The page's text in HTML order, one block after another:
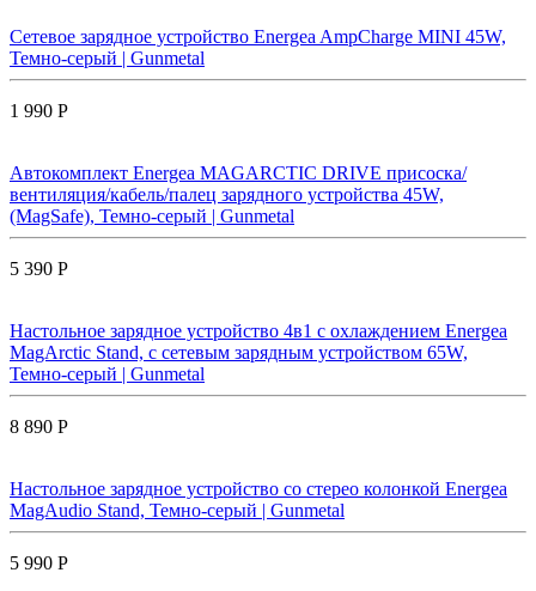
Сетевое зарядное устройство Energea AmpCharge MINI 45W,
Темно-серый | Gunmetal
1 990 Р
Автокомплект Energea MAGARCTIC DRIVE присоска/
вентиляция/кабель/палец зарядного устройства 45W,
(MagSafe), Темно-серый | Gunmetal
5 390 Р
Настольное зарядное устройство 4в1 с охлаждением Energea
MagArctic Stand, с сетевым зарядным устройством 65W,
Темно-серый | Gunmetal
8 890 Р
Настольное зарядное устройство со стерео колонкой Energea
MagAudio Stand, Темно-серый | Gunmetal
5 990 Р